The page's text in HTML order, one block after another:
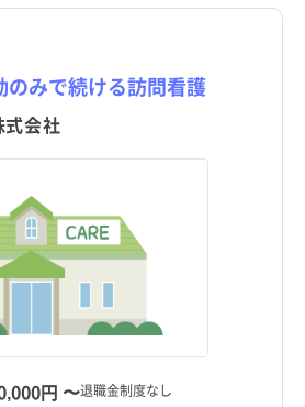
みで続ける訪問看護
式会社
円 〜退職金制度なし